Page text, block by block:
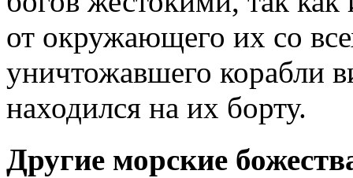
от окружающего их со
уничтожавшего корабли
находился на их борту.
Другие морские